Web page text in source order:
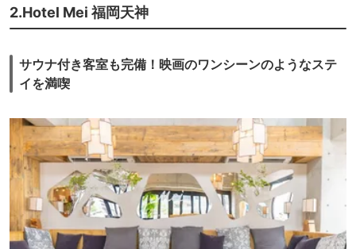
電源はもちろん無料のコーヒーもあった。
2.Hotel Mei 福岡天神
サウナ付き客室も完備！映画のワンシーンのようなステ
イを満喫